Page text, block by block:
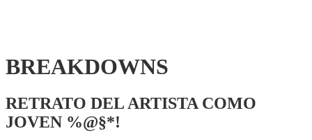
BREAKDOWNS
RETRATO DEL ARTISTA COMO
JOVEN %@§*!